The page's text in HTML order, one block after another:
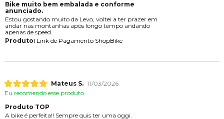
Bike muito bem embalada e conforme
anunciado.
Estou gostando muito da Levo, voltei a ter prazer em
andar nas montanhas após longo tempo andando
apenas de speed.
Produto:Link de Pagamento ShopBike
Mateus S. 11/03/2026
Eu recomendo esse produto.
Produto TOP
A bike é perfeita!! Sempre quis ter uma oggi.